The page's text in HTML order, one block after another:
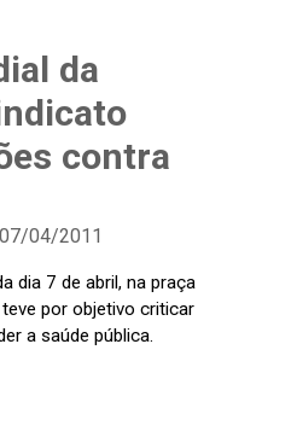
da
contra
04/2011
dia 7 de abril, na praça
por objetivo criticar
a saúde pública.